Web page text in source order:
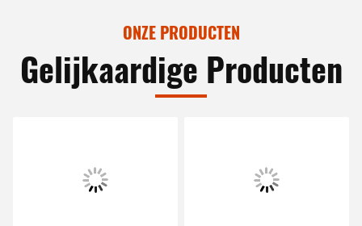
ONZE PRODUCTEN
Gelijkaardige Producten